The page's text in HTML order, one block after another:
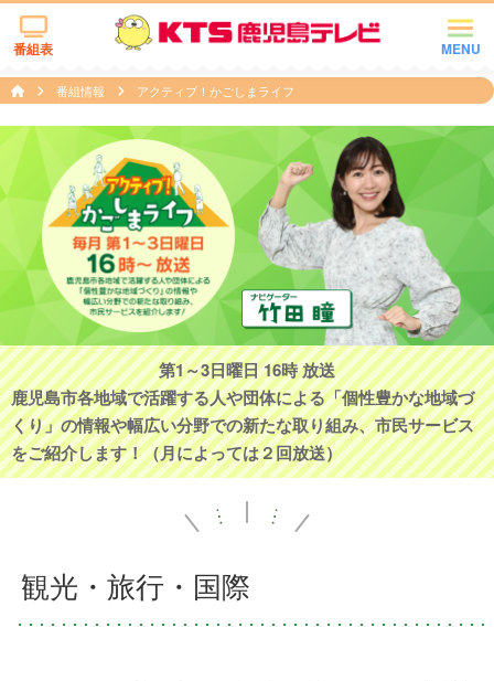
MENU
番組表
番組情報 アクティブ！かごしまライフ
第1～3日曜日 16時 放送
鹿児島市各地域で活躍する人や団体による「個性豊かな地域づ
くり」の情報や幅広い分野での新たな取り組み、市民サービス
をご紹介します！（月によっては２回放送）
観光・旅行・国際